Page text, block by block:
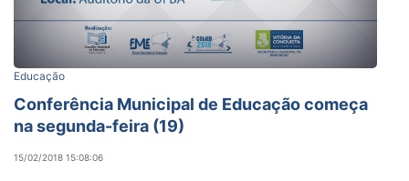
Educação
Conferência Municipal de Educação começa
na segunda-feira (19)
15/02/2018 15:08:06